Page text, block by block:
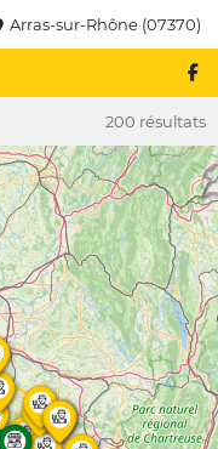
Arras-sur-Rhône (07370)
200 résultats